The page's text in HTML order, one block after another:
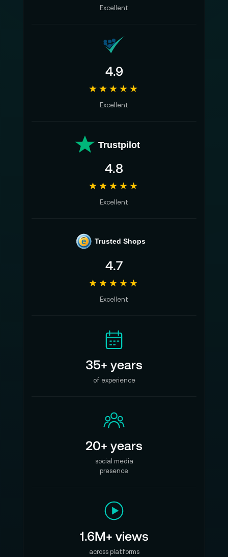
Excellent
4.9
★★★★★
Excellent
Trustpilot
4.8
★★★★★
Excellent
e Trusted Shops
4.7
★★★★★
Excellent
35+ years
of experience
20+ years
social media
presence
1.6M+ views
across platforms